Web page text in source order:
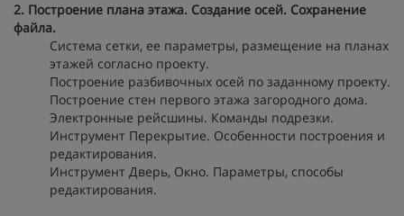
2. Построение плана этажа. Создание осей. Сохранение
файла.
Система сетки, ее параметры, размещение на планах
этажей согласно проекту.
Построение разбивочных осей по заданному проекту.
Построение стен первого этажа загородного дома.
Электронные рейсшины. Команды подрезки.
Инструмент Перекрытие. Особенности построения и
редактирования.
Инструмент Дверь, Окно. Параметры, способы
редактирования.